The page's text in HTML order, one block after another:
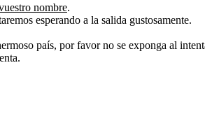
nombre.
esperando a la salida gustosamente.
país, por favor no se exponga al